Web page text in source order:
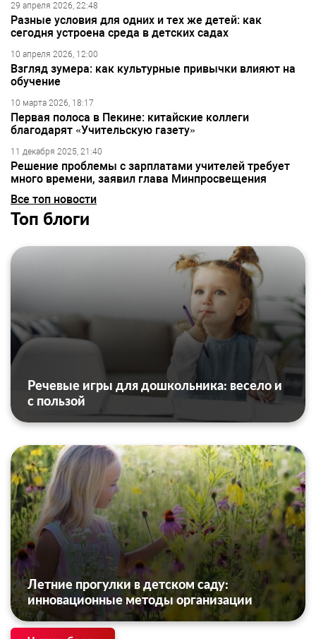
29 апреля 2026, 22:48
Разные условия для одних и тех же детей: как
сегодня устроена среда в детских садах
10 апреля 2026, 12:00
Взгляд зумера: как культурные привычки влияют на
обучение
10 марта 2026, 18:17
Первая полоса в Пекине: китайские коллеги
благодарят «Учительскую газету»
11 декабря 2025, 21:40
Решение проблемы с зарплатами учителей требует
много времени, заявил глава Минпросвещения
Все топ новости
Топ блоги
Речевые игры для дошкольника: весело и
с пользой
Летние прогулки в детском саду:
инновационные методы организации